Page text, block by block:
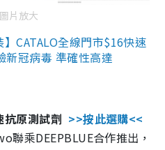
片放大
CATALO全線門市$16快速
新冠病毒 準確性高達
原測試劑 >>按此選購<<
聯乘DEEPBLUE合作推出，